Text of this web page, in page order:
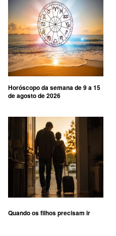
Horóscopo da semana de 9 a 15
de agosto de 2026
Quando os filhos precisam ir